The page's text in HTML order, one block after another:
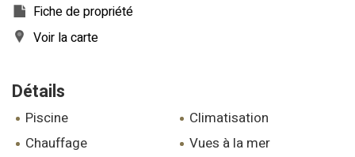
Fiche de propriété
Voir la carte
Détails
piscine
climatisation
chauffage
vues à la mer
les préférences et les choix personnels de l'utilisateur
publicités liées au profil de navigation de l'utilisateur.